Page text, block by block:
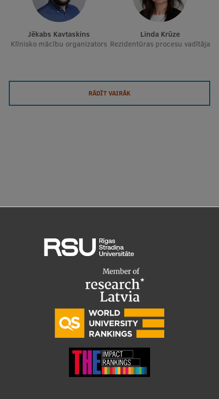
Jēkabs Kavtaskins
Klīnisko mācību organizators
Linda Krūze
Rezidentūras procesu vadītāja
RĀDĪT VAIRĀK